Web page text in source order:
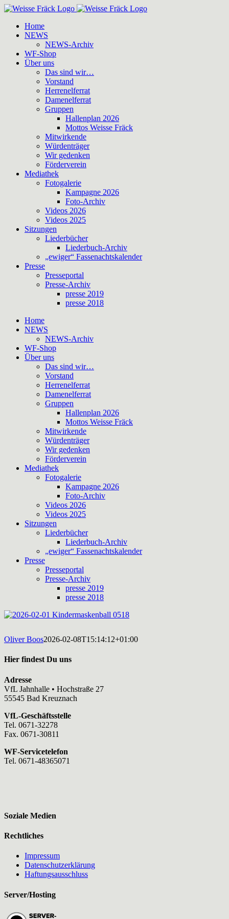
Zum
springenHome
NEWS
NEWS-Archiv
WF-Shop
Über uns
Das sind wir…
Vorstand
Herrenelferrat
Damenelferrat
Gruppen
Hallenplan 2026
Mottos Weisse Fräck
Mitwirkende
Würdenträger
Wir gedenken
Förderverein
Mediathek
Fotogalerie
Kampagne 2026
Foto-Archiv
Videos 2026
Videos 2025
Sitzungen
Liederbücher
Liederbuch-Archiv
„ewiger“ Fassenachtskalender
Presse
Presseportal
Presse-Archiv
presse 2019
presse 2018
Home
NEWS
NEWS-Archiv
WF-Shop
Über uns
Das sind wir…
Vorstand
Herrenelferrat
Damenelferrat
Gruppen
Hallenplan 2026
Mottos Weisse Fräck
Mitwirkende
Würdenträger
Wir gedenken
Förderverein
Mediathek
Fotogalerie
Kampagne 2026
Foto-Archiv
Videos 2026
Videos 2025
Sitzungen
Liederbücher
Liederbuch-Archiv
„ewiger“ Fassenachtskalender
Presse
Presseportal
Presse-Archiv
presse 2019
presse 2018
Oliver Boos2026-02-08T15:14:12+01:00
Hier findest Du uns
Adresse
VfL Jahnhalle • Hochstraße 27
55545 Bad Kreuznach
VfL-Geschäftsstelle
Tel. 0671-32278
Fax. 0671-30811
WF-Servicetelefon
Tel. 0671-48365071
Soziale Medien
Rechtliches
Impressum
Datenschutzerklärung
Haftungsausschluss
Server/Hosting